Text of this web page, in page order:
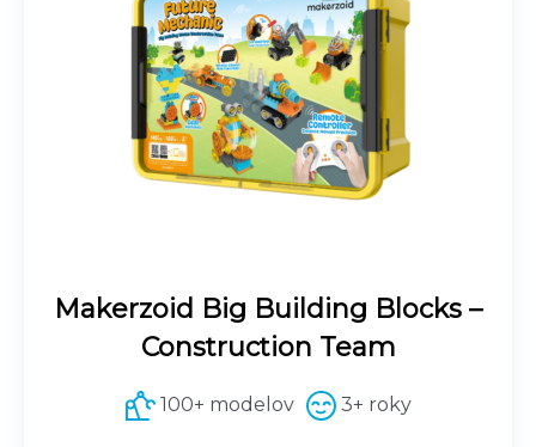
Makerzoid Big Building Blocks –
Construction Team
100+ modelov 3+ roky